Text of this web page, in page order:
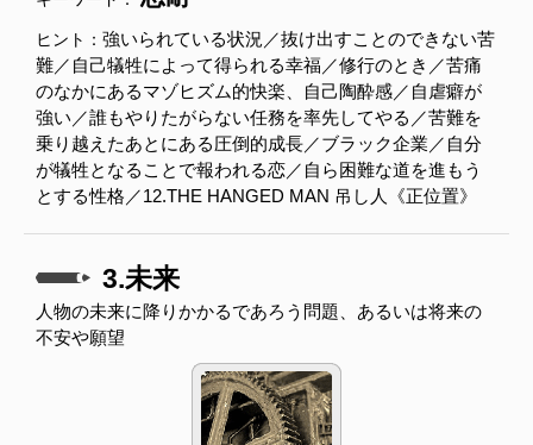
ヒント： 強いられている状況／抜け出すことのできない苦
難／自己犠牲によって得られる幸福／修行のとき／苦痛
のなかにあるマゾヒズム的快楽、自己陶酔感／自虐癖が
強い／誰もやりたがらない任務を率先してやる／苦難を
乗り越えたあとにある圧倒的成長／ブラック企業／自分
が犠牲となることで報われる恋／自ら困難な道を進もう
とする性格／12.THE HANGED MAN 吊し人《正位置》
3.未来
人物の未来に降りかかるであろう問題、あるいは将来の
不安や願望